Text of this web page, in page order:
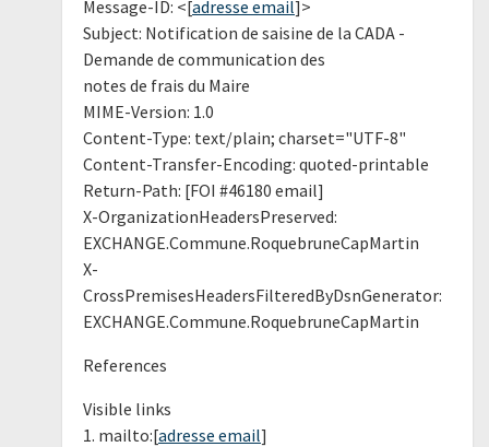
Message-ID: <[adresse email]>
Subject: Notification de saisine de la CADA -
Demande de communication des
notes de frais du Maire
MIME-Version: 1.0
Content-Type: text/plain; charset="UTF-8"
Content-Transfer-Encoding: quoted-printable
Return-Path: [FOI #46180 email]
X-OrganizationHeadersPreserved:
EXCHANGE.Commune.RoquebruneCapMartin
X-
CrossPremisesHeadersFilteredByDsnGenerator:
EXCHANGE.Commune.RoquebruneCapMartin
References
Visible links
1. mailto:[adresse email]